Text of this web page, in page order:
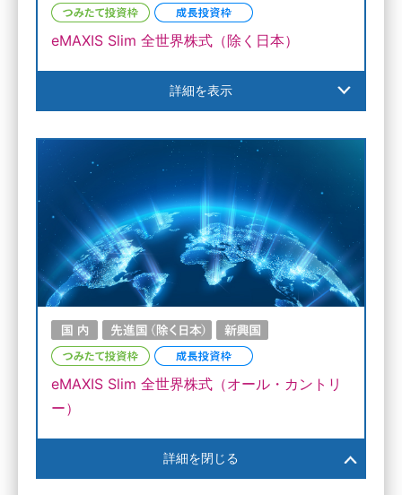
eMAXIS Slim 全世界株式（除く日本）
詳細を表示
eMAXIS Slim 全世界株式（オール・カントリ
ー）
詳細を閉じる